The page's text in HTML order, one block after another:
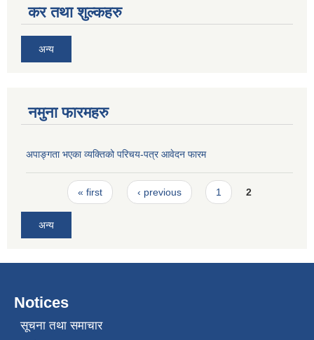
कर तथा शुल्कहरु
अन्य
नमुना फारमहरु
अपाङ्गता भएका व्यक्तिको परिचय-पत्र आवेदन फारम
Pages« first ‹ previous 1 2
अन्य
Notices
सूचना तथा समाचार